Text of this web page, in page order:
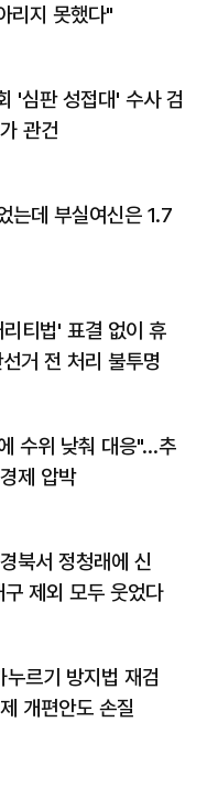
리지 못했다"
'심판 성접대' 수사 검
관건
는데 부실여신은 1.7
티법' 표결 없이 휴
거 전 처리 불투명
수위 낮춰 대응"…추
제 압박
북서 정청래에 신
제외 모두 웃었다
누르기 방지법 재검
개편안도 손질